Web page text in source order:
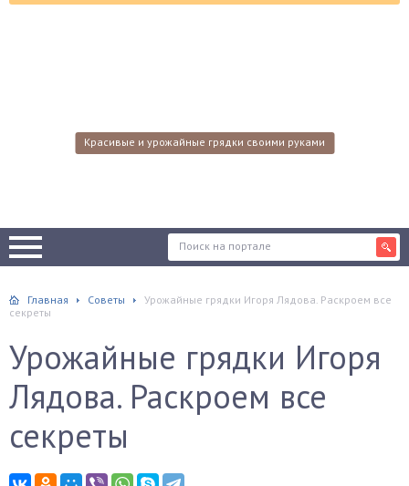
Красивые и урожайные грядки своими руками
Главная Советы
Урожайные грядки Игоря Лядова. Раскроем все
секреты
Урожайные грядки Игоря
Лядова. Раскроем все
секреты